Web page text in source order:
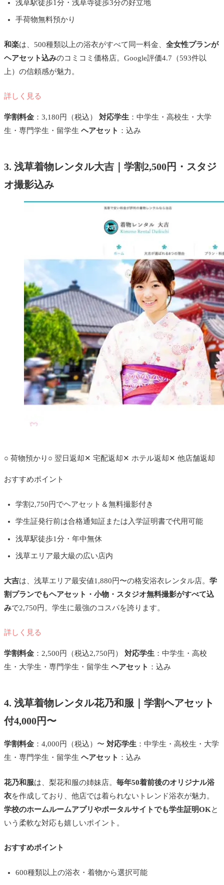
浅草駅徒歩1分・浅草寺徒歩3分の好立地
手荷物無料預かり
和楽は、500種類以上の浴衣がすべて同一料金、 全女性プランが
ヘアセット込みのコミコミ価格店。Google評価4.7（593件以
上）の信頼感が魅力。
詳しく見る
学割料金 ：3,180円（税込） 対応学生 ：中学生・高校生・大学
生・専門学生・留学生 ヘアセット ：込み
3. 浅草着物レンタル大吉｜学割2,500円・スタジ
オ撮影込み
○ 荷物預かり ○ 翌日返却✕ 宅配返却✕ ホテル返却✕ 他店舗返却
おすすめポイント
学割2,750円でヘアセット＆無料撮影付き
学生証発行前は合格通知証または入学証明書で代用可能
浅草駅徒歩1分・年中無休
浅草エリア最大級の広い店内
大吉は、浅草エリア最安値1,880円〜の格安浴衣レンタル店。 学
割プランでもヘアセット・小物・スタジオ無料撮影がすべて込
みで2,750円。学生に最強のコスパを誇ります。
詳しく見る
学割料金 ：2,500円（税込2,750円） 対応学生 ：中学生・高校
生・大学生・専門学生・留学生 ヘアセット ：込み
4. 浅草着物レンタル花乃和服｜学割ヘアセット
付4,000円〜
学割料金 ：4,000円（税込）〜 対応学生 ：中学生・高校生・大学
生・専門学生・留学生 ヘアセット ：込み
花乃和服は、梨花和服の姉妹店。 毎年50着前後のオリジナル浴
衣を作成しており、他店では着られないトレンド浴衣が魅力。
学校のホームルームアプリやポータルサイトでも学生証明OKと
いう柔軟な対応も嬉しいポイント。
おすすめポイント
600種類以上の浴衣・着物から選択可能